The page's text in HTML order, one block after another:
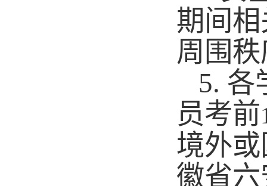
期间
周围
5. 各
员考前
境外
徽省